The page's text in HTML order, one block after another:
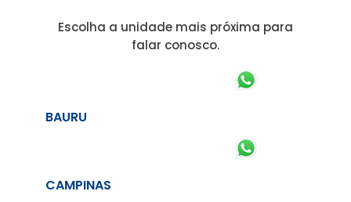
Escolha a unidade mais próxima para
falar conosco.
BAURU
CAMPINAS